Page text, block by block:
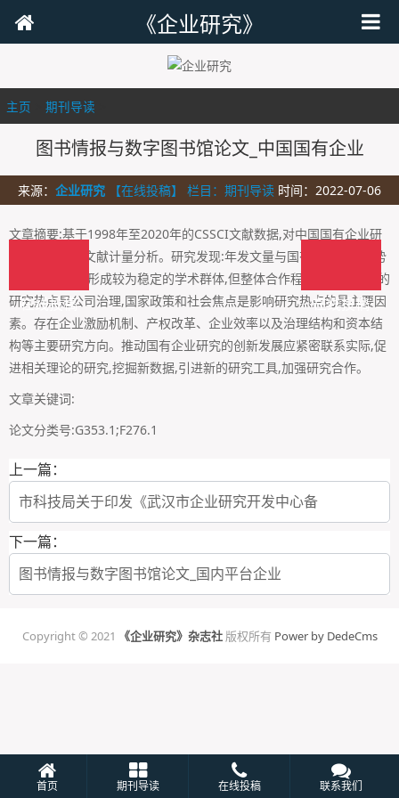
《企业研究》
主页 期刊导读
图书情报与数字图书馆论文_中国国有企业
来源： 企业研究 【在线投稿】 栏目： 期刊导读 时间：2022-07-06
文章摘要:基于1998年至2020年的CSSCI文献数据,对中国国有企业研
究领域进行了文献计量分析。研究发现:年发文量与国有企业发展态势
呈反周期特征;形成较为稳定的学术群体,但整体合作程度不高。最大的
研究热点是公司治理,国家政策和社会焦点是影响研究热点的最主要因
素。存在企业激励机制、产权改革、企业效率以及治理结构和资本结
构等主要研究方向。推动国有企业研究的创新发展应紧密联系实际,促
进相关理论的研究,挖掘新数据,引进新的研究工具,加强研究合作。
文章关键词:
论文分类号:G353.1;F276.1
上一篇：
市科技局关于印发《武汉市企业研究开发中心备
下一篇：
图书情报与数字图书馆论文_国内平台企业
Copyright © 2021 《企业研究》杂志社版权所有 Power by DedeCms
在线投稿
在线投稿
首页 期刊导读 在线投稿 联系我们